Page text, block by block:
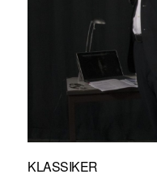
KLASSIKER